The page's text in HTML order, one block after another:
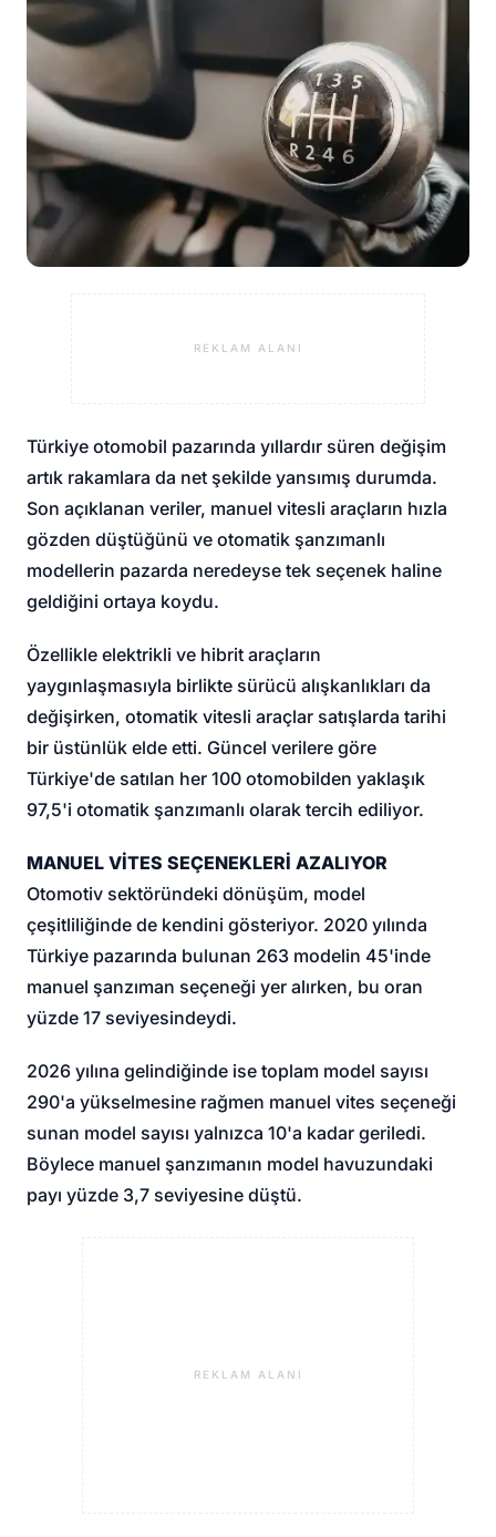
REKLAM ALANI
Türkiye otomobil pazarında yıllardır süren değişim
artık rakamlara da net şekilde yansımış durumda.
Son açıklanan veriler, manuel vitesli araçların hızla
gözden düştüğünü ve otomatik şanzımanlı
modellerin pazarda neredeyse tek seçenek haline
geldiğini ortaya koydu.
Özellikle elektrikli ve hibrit araçların
yaygınlaşmasıyla birlikte sürücü alışkanlıkları da
değişirken, otomatik vitesli araçlar satışlarda tarihi
bir üstünlük elde etti. Güncel verilere göre
Türkiye'de satılan her 100 otomobilden yaklaşık
97,5'i otomatik şanzımanlı olarak tercih ediliyor.
MANUEL VİTES SEÇENEKLERİ AZALIYOR
Otomotiv sektöründeki dönüşüm, model
çeşitliliğinde de kendini gösteriyor. 2020 yılında
Türkiye pazarında bulunan 263 modelin 45'inde
manuel şanzıman seçeneği yer alırken, bu oran
yüzde 17 seviyesindeydi.
2026 yılına gelindiğinde ise toplam model sayısı
290'a yükselmesine rağmen manuel vites seçeneği
sunan model sayısı yalnızca 10'a kadar geriledi.
Böylece manuel şanzımanın model havuzundaki
payı yüzde 3,7 seviyesine düştü.
REKLAM ALANI